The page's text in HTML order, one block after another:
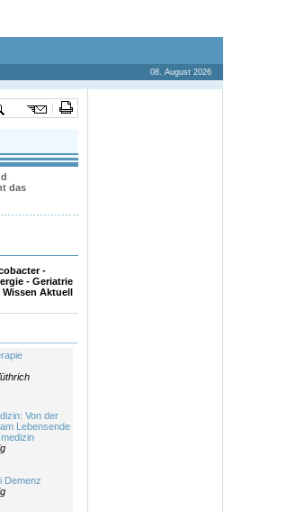
08. August 2026
das
-
- Geriatrie
Aktuell
Von der
Lebensende
Demenz